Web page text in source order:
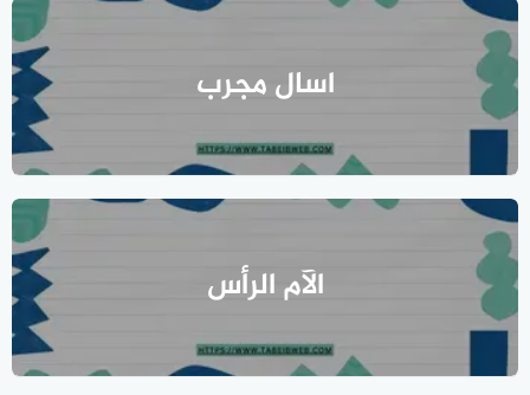
اسال مجرب
الآم الرأس